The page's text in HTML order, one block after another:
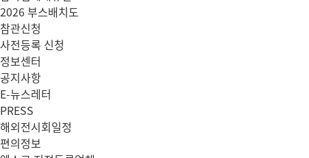
2026 부스배치도
참관신청
사전등록 신청
정보센터
공지사항
E-뉴스레터
PRESS
해외전시회일정
편의정보